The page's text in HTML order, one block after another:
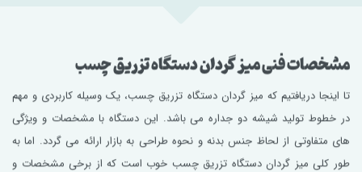
مشخصات فنی میز گردان دستگاه تزریق چسب
تا اینجا دریافتیم که میز گردان دستگاه تزریق چسب، یک وسیله کاربردی و مهم
در خطوط تولید شیشه دو جداره می باشد. این دستگاه با مشخصات و ویژگی
های متفاوتی از لحاظ جنس بدنه و نحوه طراحی به بازار ارائه می گردد. اما به
طور کلی میز گردان دستگاه تزریق چسب خوب است که از برخی مشخصات و